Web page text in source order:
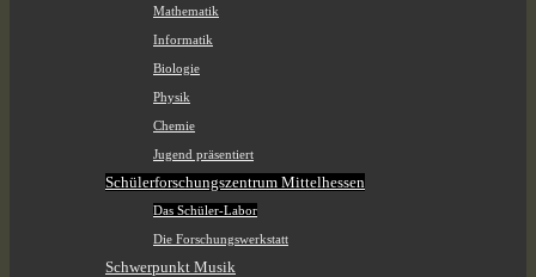
Mathematik
Informatik
Biologie
Physik
Chemie
Jugend präsentiert
Schülerforschungszentrum Mittelhessen
Das Schüler-Labor
Die Forschungswerkstatt
Schwerpunkt Musik